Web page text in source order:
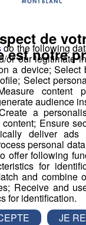
qui a fait
médicaux.
cherche à
municipale est
l'Agence
terrain : celui près
do the following
or our legitimate
a device; Select
Select
content
audience
a
Ensure
deliver ads
personal
offer following
for
and combine
Receive and
for identification.
de
est notre
JE